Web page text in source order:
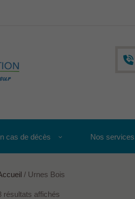
cas de décès Nos services
/ Urnes Bois
résultats affichés